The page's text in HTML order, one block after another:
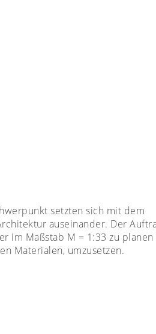
setzten sich mit dem
auseinander. Der
im Maßstab M = 1:33 zu planen
Materialen, umzusetzen.